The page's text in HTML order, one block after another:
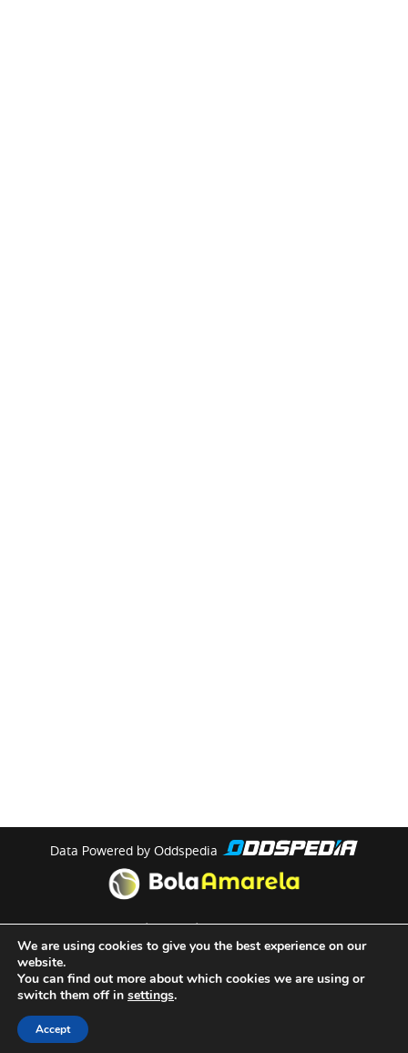
Data Powered by Oddspedia
theme bymeow
We are using cookies to give you the best experience on our
website.
You can find out more about which cookies we are using or
switch them off in settings.
Accept